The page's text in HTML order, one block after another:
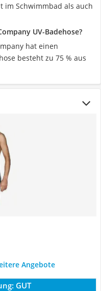
im Schwimmbad als auch
UV-Badehose?
hat einen
besteht zu 75 % aus
Angebote
GUT